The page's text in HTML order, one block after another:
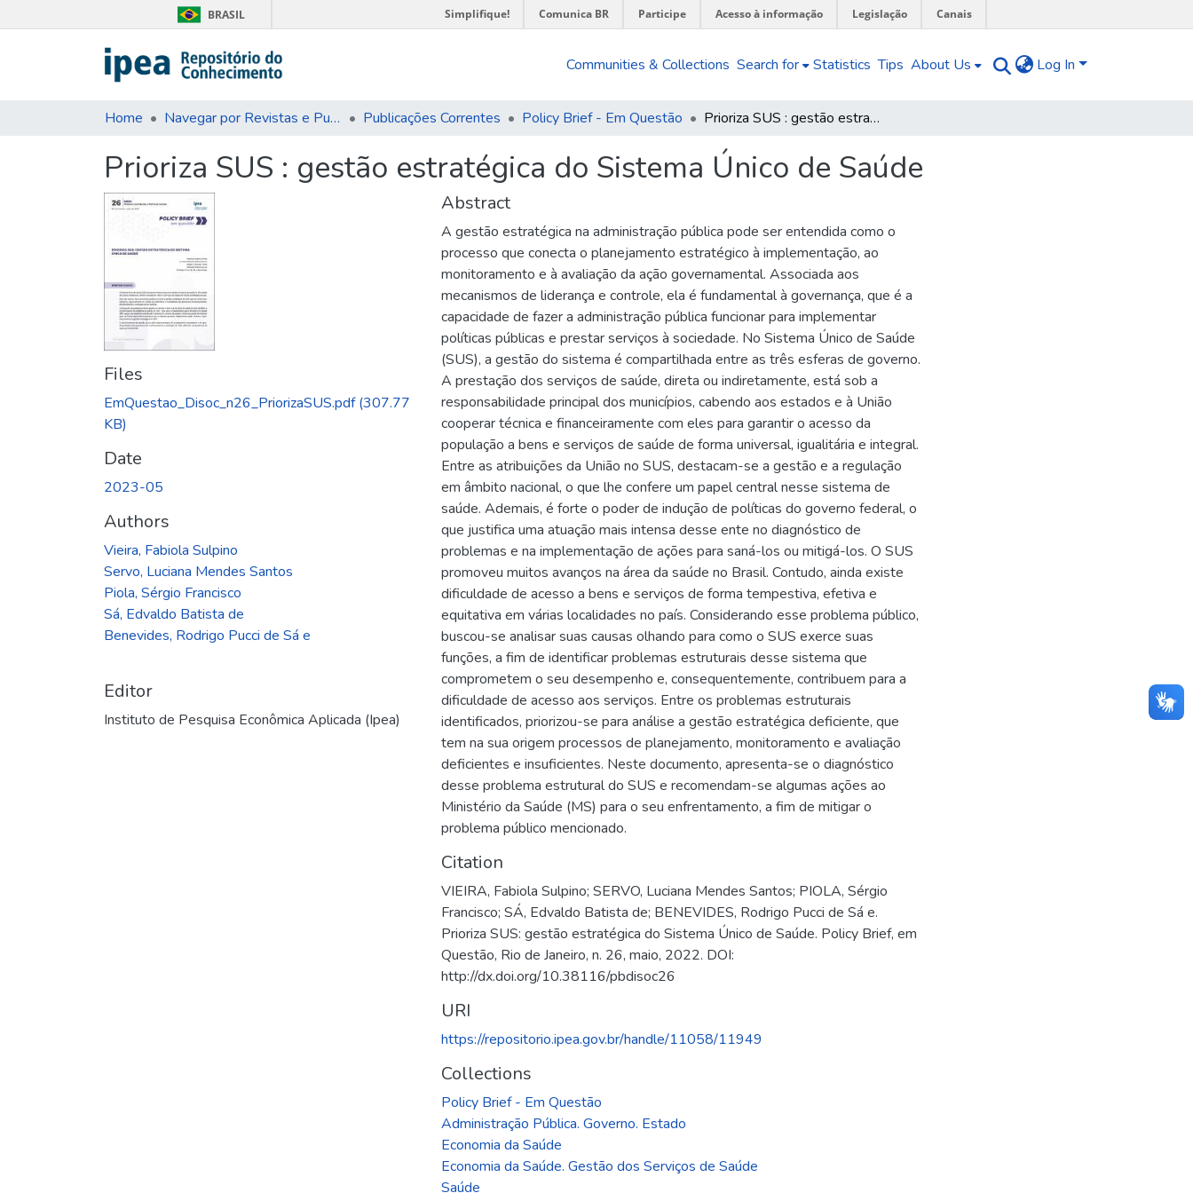
BRASIL Simplifique! Comunica BR Participe Acesso à informação Legislação Canais
Communities & Collections Search for Statistics Tips About Us Log In
Home Navegar por Revistas e Publicações Seriadas Publicações Correntes Policy Brief - Em Questão Prioriza SUS : gestão estratégica do Sistema Único de Saúde
Prioriza SUS : gestão estratégica do Sistema Único de Saúde
Files
EmQuestao_Disoc_n26_PriorizaSUS.pdf(307.77
KB)
Date
2023-05
Authors
Vieira, Fabiola Sulpino
Servo, Luciana Mendes Santos
Piola, Sérgio Francisco
Sá, Edvaldo Batista de
Benevides, Rodrigo Pucci de Sá e
Editor
Instituto de Pesquisa Econômica Aplicada (Ipea)
Abstract
A gestão estratégica na administração pública pode ser entendida como o
processo que conecta o planejamento estratégico à implementação, ao
monitoramento e à avaliação da ação governamental. Associada aos
mecanismos de liderança e controle, ela é fundamental à governança, que é a
capacidade de fazer a administração pública funcionar para implementar
políticas públicas e prestar serviços à sociedade. No Sistema Único de Saúde
(SUS), a gestão do sistema é compartilhada entre as três esferas de governo.
A prestação dos serviços de saúde, direta ou indiretamente, está sob a
responsabilidade principal dos municípios, cabendo aos estados e à União
cooperar técnica e financeiramente com eles para garantir o acesso da
população a bens e serviços de saúde de forma universal, igualitária e integral.
Entre as atribuições da União no SUS, destacam-se a gestão e a regulação
em âmbito nacional, o que lhe confere um papel central nesse sistema de
saúde. Ademais, é forte o poder de indução de políticas do governo federal, o
que justifica uma atuação mais intensa desse ente no diagnóstico de
problemas e na implementação de ações para saná-los ou mitigá-los. O SUS
promoveu muitos avanços na área da saúde no Brasil. Contudo, ainda existe
dificuldade de acesso a bens e serviços de forma tempestiva, efetiva e
equitativa em várias localidades no país. Considerando esse problema público,
buscou-se analisar suas causas olhando para como o SUS exerce suas
funções, a fim de identificar problemas estruturais desse sistema que
comprometem o seu desempenho e, consequentemente, contribuem para a
dificuldade de acesso aos serviços. Entre os problemas estruturais
identificados, priorizou-se para análise a gestão estratégica deficiente, que
tem na sua origem processos de planejamento, monitoramento e avaliação
deficientes e insuficientes. Neste documento, apresenta-se o diagnóstico
desse problema estrutural do SUS e recomendam-se algumas ações ao
Ministério da Saúde (MS) para o seu enfrentamento, a fim de mitigar o
problema público mencionado.
Citation
VIEIRA, Fabiola Sulpino; SERVO, Luciana Mendes Santos; PIOLA, Sérgio
Francisco; SÁ, Edvaldo Batista de; BENEVIDES, Rodrigo Pucci de Sá e.
Prioriza SUS: gestão estratégica do Sistema Único de Saúde. Policy Brief, em
Questão, Rio de Janeiro, n. 26, maio, 2022. DOI:
http://dx.doi.org/10.38116/pbdisoc26
URI
https://repositorio.ipea.gov.br/handle/11058/11949
Collections
Policy Brief - Em Questão
Administração Pública. Governo. Estado
Economia da Saúde
Economia da Saúde. Gestão dos Serviços de Saúde
Saúde